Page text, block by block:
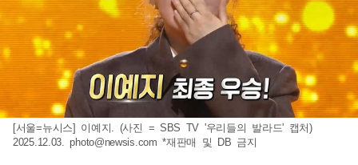
[서울=뉴시스] 이예지. (사진 = SBS TV '우리들의 발라드' 캡처)
2025.12.03.photo@newsis.com *재판매 및 DB 금지